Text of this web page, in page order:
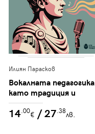
Илиян Парасков
Вокалната педагогика
като традиция и
предизвикателство в
модерната поп
индустрия
14 .00€ / 27 .38лв.